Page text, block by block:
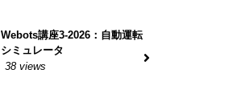
Webots講座3-2026：自動運転
シミュレータ
38 views